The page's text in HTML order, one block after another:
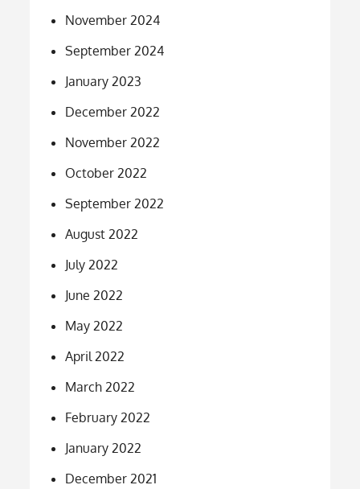
November 2024
September 2024
January 2023
December 2022
November 2022
October 2022
September 2022
August 2022
July 2022
June 2022
May 2022
April 2022
March 2022
February 2022
January 2022
December 2021